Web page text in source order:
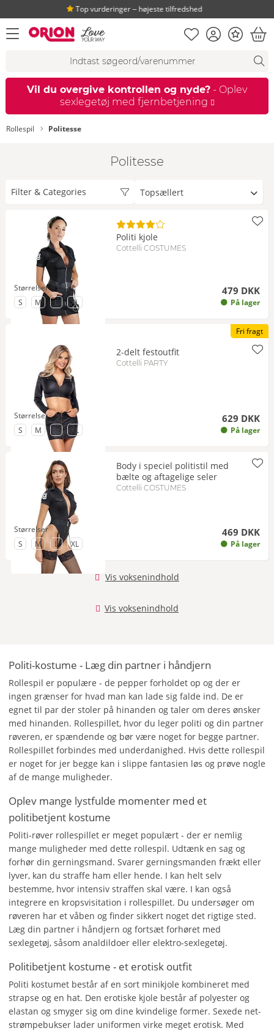
Top vurderinger ‒ højeste tilfredshed
åbn menu Huskeseddel
Kundekonto
Bonus
Vil du overgive kontrollen og nyde? - Oplev
sexlegetøj med fjernbetjening
Rollespil Politesse
Politesse
Filter & Categories
efter
Politi kjole
Cottelli COSTUMES
479 DKK
På lager
Størrelser
til Størrelse
S til Størrelse
M til Størrelse
L til Størrelse
XL
Fri fragt
2-delt festoutfit
Cottelli PARTY
629 DKK
På lager
Størrelser
til Størrelse
S til Størrelse
M til Størrelse
L til Størrelse
XL
Body i speciel politistil med
bælte og aftagelige seler
Cottelli COSTUMES
469 DKK
På lager
Størrelser
til Størrelse
S til Størrelse
M til Størrelse
L til Størrelse
XL
Vis voksenindhold
Vis voksenindhold
Politi-kostume - Læg din partner i håndjern
Rollespil er populære - de pepper forholdet op og der er
ingen grænser for hvad man kan lade sig falde ind. De er
egnet til par der stoler på hinanden og taler om deres ønsker
med hinanden. Rollespillet, hvor du leger politi og din partner
røveren, er spændende og bør være noget for begge partner.
Rollespillet forbindes med underdanighed. Hvis dette rollespil
er noget for jer begge kan i slippe fantasien løs og prøve nogle
af de mange muligheder.
Oplev mange lystfulde momenter med et
politibetjent kostume
Politi-røver rollespillet er meget populært - der er nemlig
mange muligheder med dette rollespil. Udtænk en sag og
forhør din gerningsmand. Svarer gerningsmanden frækt eller
lyver, kan du straffe ham eller hende. I kan helt selv
bestemme, hvor intensiv straffen skal være. I kan også
integrere en kropsvisitation i rollespillet. Du undersøger om
røveren har et våben og finder sikkert noget det rigtige sted.
Læg din partner i håndjern og fortsæt forhøret med
sexlegetøj, såsom analdildoer eller elektro-sexlegetøj.
Politibetjent kostume - et erotisk outfit
Politi kostumet består af en sort minikjole kombineret med
strapse og en hat. Den erotiske kjole består af polyester og
elastan og smyger sig om dine kvindelige former. Sexede net-
strømpebukser lader uniformen virke meget erotisk. Med